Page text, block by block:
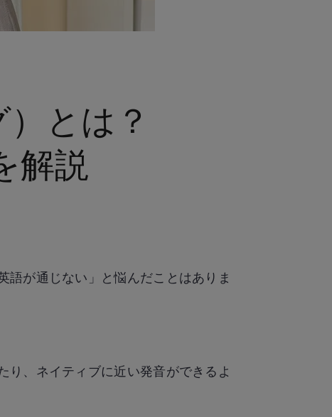
とは？
解説
が通じない」と悩んだことはありま
り、ネイティブに近い発音ができるよ